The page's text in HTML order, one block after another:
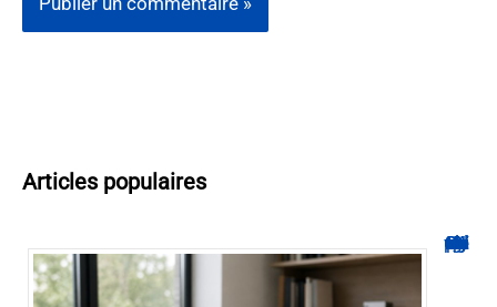
Articles populaires
Hyperplanning INSA CVL : comment suivre votre planning ?